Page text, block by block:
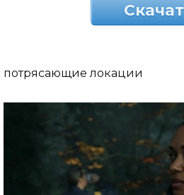
потрясающие локации